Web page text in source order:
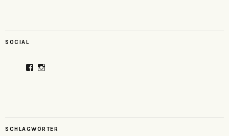
SOCIAL
ProfilProfil
SCHLAGWÖRTER